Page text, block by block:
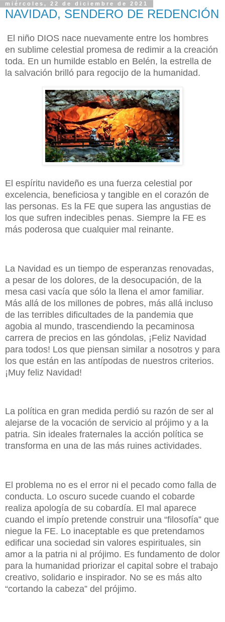
miércoles, 22 de diciembre de 2021
NAVIDAD, SENDERO DE REDENCIÓN
El niño DIOS nace nuevamente entre los hombres
en sublime celestial promesa de redimir a la creación
toda. En un humilde establo en Belén, la estrella de
la salvación brilló para regocijo de la humanidad.
El espíritu navideño es una fuerza celestial por
excelencia, beneficiosa y tangible en el corazón de
las personas. Es la FE que supera las angustias de
los que sufren indecibles penas. Siempre la FE es
más poderosa que cualquier mal reinante.
La Navidad es un tiempo de esperanzas renovadas,
a pesar de los dolores, de la desocupación, de la
mesa casi vacía que sólo la llena el amor familiar.
Más allá de los millones de pobres, más allá incluso
de las terribles dificultades de la pandemia que
agobia al mundo, trascendiendo la pecaminosa
carrera de precios en las góndolas, ¡Feliz Navidad
para todos! Los que piensan similar a nosotros y para
los que están en las antípodas de nuestros criterios.
¡Muy feliz Navidad!
La política en gran medida perdió su razón de ser al
alejarse de la vocación de servicio al prójimo y a la
patria. Sin ideales fraternales la acción política se
transforma en una de las más ruines actividades.
El problema no es el error ni el pecado como falla de
conducta. Lo oscuro sucede cuando el cobarde
realiza apología de su cobardía. El mal aparece
cuando el impío pretende construir una “filosofía” que
niegue la FE. Lo inaceptable es que pretendamos
edificar una sociedad sin valores espirituales, sin
amor a la patria ni al prójimo. Es fundamento de dolor
para la humanidad priorizar el capital sobre el trabajo
creativo, solidario e inspirador. No se es más alto
“cortando la cabeza” del prójimo.